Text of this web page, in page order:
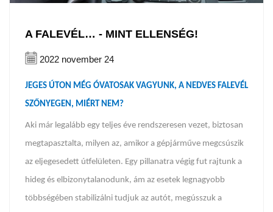
A FALEVÉL… - MINT ELLENSÉG!
2022 november 24
JEGES ÚTON MÉG ÓVATOSAK VAGYUNK, A NEDVES FALEVÉL
SZŐNYEGEN, MIÉRT NEM?
Aki már legalább egy teljes éve rendszeresen vezet, biztosan
megtapasztalta, milyen az, amikor a gépjárműve megcsúszik
az eljegesedett útfelületen. Egy pillanatra végig fut rajtunk a
hideg és elbizonytalanodunk, ám az esetek legnagyobb
többségében stabilizálni tudjuk az autót, megússzuk a